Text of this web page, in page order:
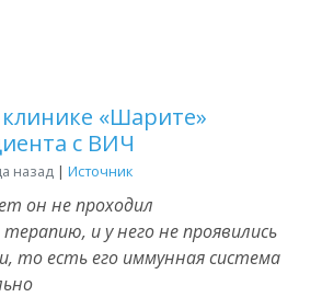
«Шарите»
с ВИЧ
назад | Источник
он не проходил
и у него не проявились
то есть его иммунная система